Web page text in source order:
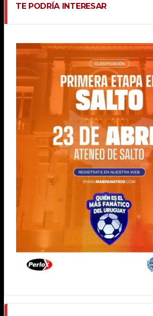
TE PODRÍA INTERESAR